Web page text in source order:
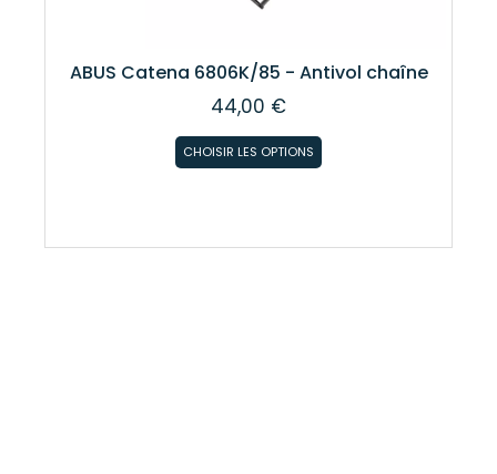
ABUS Catena 6806K/85 - Antivol chaîne
44,00 €
CHOISIR LES OPTIONS